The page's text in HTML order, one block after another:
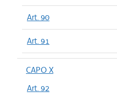
Art. 90
Art. 91
CAPO X
Art. 92